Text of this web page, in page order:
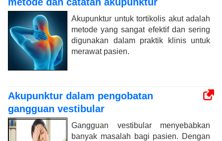
Akupunktur untuk tortikolis akut adalah
metode yang sangat efektif dan sering
digunakan dalam praktik klinis untuk
merawat pasien.
Akupunktur dalam pengobatan
gangguan vestibular
Gangguan vestibular menyebabkan
banyak masalah bagi pasien. Dengan